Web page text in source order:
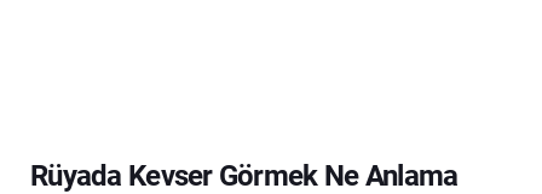
Rüyada Kevser Görmek Ne Anlama